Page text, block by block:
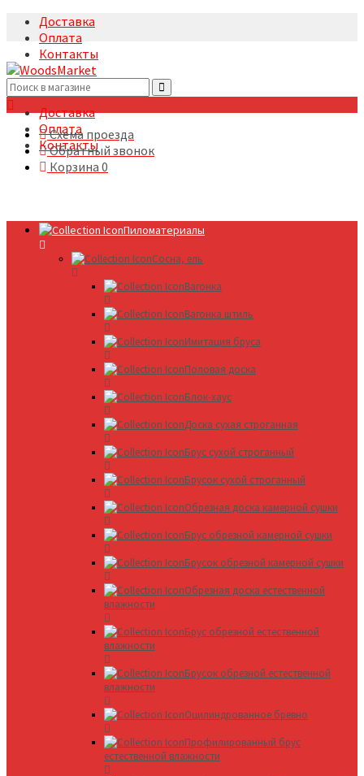
Доставка
Оплата
Контакты
+7(495)5322633
Доставка
Оплата
Контакты
Схема проезда
Обратный звонок
Корзина 0
Пиломатериалы
Сосна, ель
Вагонка
Вагонка штиль
Имитация бруса
Половая доска
Блок-хаус
Доска сухая строганная
Брус сухой строганный
Брусок сухой строганный
Обрезная доска камерной сушки
Брус обрезной камерной сушки
Брусок обрезной камерной сушки
Обрезная доска естественной
влажности
Брус обрезной естественной
влажности
Брусок обрезной естественной
влажности
Оцилиндрованное бревно
Профилированный брус
естественной влажности